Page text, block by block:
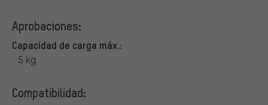
Aprobaciones:
Capacidad de carga máx.:
5 kg
Compatibilidad: